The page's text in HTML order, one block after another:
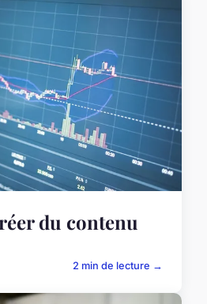
du contenu
2 min de lecture →